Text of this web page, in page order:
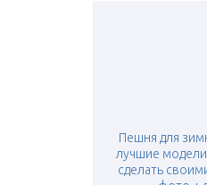
Пешня для
лучшие
сделать